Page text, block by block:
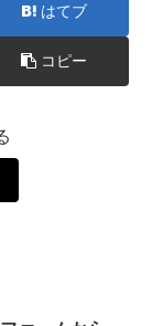
はてブ
コピー